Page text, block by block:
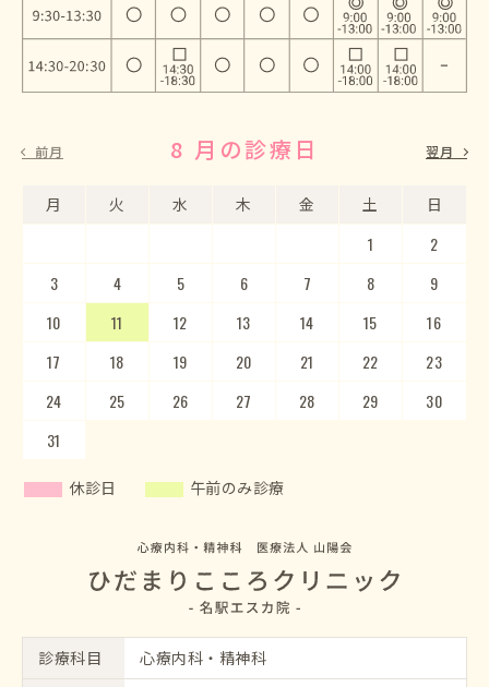
前月 8 月の診療日
月 火 水 木 金 土 日
1
2
3
4 5 6 7 8
9
10
11 12 13 14 15
16
17
18 19 20 21 22
23
24
25 26 27 28 29
30
31
9 月の診療日
月 火 水 木 金 土 日
5
6
7
8 9 10 11 12
13
14
15 16 17 18 19
20
21
22 23 24 25 26
27
28
29 30
翌月
休診日 午前のみ診療
診療科目
心療内科・精神科